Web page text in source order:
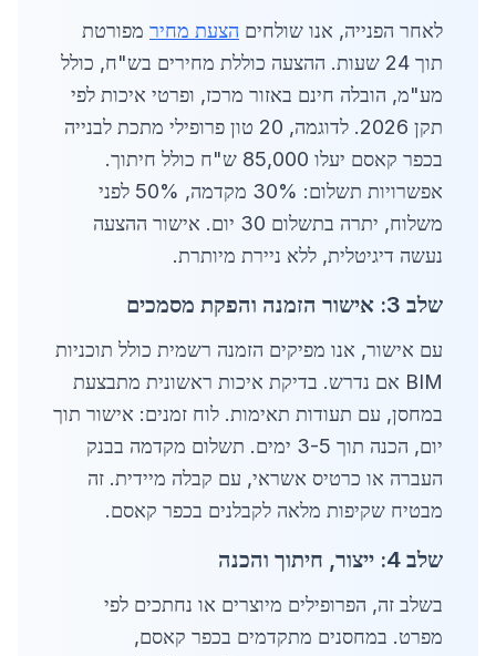
לאחר הפנייה, אנו שולחים הצעת מחיר מפורטת
תוך 24 שעות. ההצעה כוללת מחירים בש"ח, כולל
מע"מ, הובלה חינם באזור מרכז, ופרטי איכות לפי
תקן 2026. לדוגמה, 20 טון פרופילי מתכת לבנייה
בכפר קאסם יעלו 85,000 ש"ח כולל חיתוך.
אפשרויות תשלום: 30% מקדמה, 50% לפני
משלוח, יתרה בתשלום 30 יום. אישור ההצעה
נעשה דיגיטלית, ללא ניירת מיותרת.
שלב 3: אישור הזמנה והפקת מסמכים
עם אישור, אנו מפיקים הזמנה רשמית כולל תוכניות
BIM אם נדרש. בדיקת איכות ראשונית מתבצעת
במחסן, עם תעודות תאימות. לוח זמנים: אישור תוך
יום, הכנה תוך 3-5 ימים. תשלום מקדמה בבנק
העברה או כרטיס אשראי, עם קבלה מיידית. זה
מבטיח שקיפות מלאה לקבלנים בכפר קאסם.
שלב 4: ייצור, חיתוך והכנה
בשלב זה, הפרופילים מיוצרים או נחתכים לפי
מפרט. במחסנים מתקדמים בכפר קאסם,